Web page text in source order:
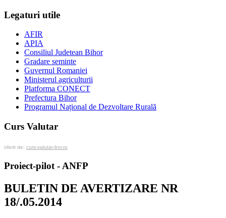
Legaturi utile
AFIR
APIA
Consiliul Judetean Bihor
Gradare seminte
Guvernul Romaniei
Ministerul agriculturii
Platforma CONECT
Prefectura Bihor
Programul Național de Dezvoltare Rurală
Curs Valutar
oferit de: curs-valutar-bnr.ro
Proiect-pilot - ANFP
BULETIN DE AVERTIZARE NR
18/.05.2014